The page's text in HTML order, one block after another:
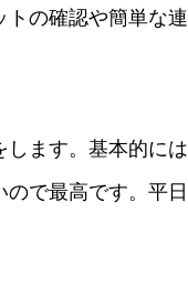
の確認や簡単な連
ます。基本的に
で最高です。平